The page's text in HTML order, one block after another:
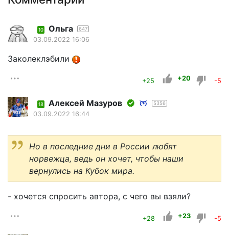
10 Ольга 647
03.09.2022 16:06
Заколеклэбили
+25 +20 -5
18 Алексей Мазуров 5356
03.09.2022 16:44
Но в последние дни в России любят
норвежца, ведь он хочет, чтобы наши
вернулись на Кубок мира.
- хочется спросить автора, с чего вы взяли?
+28 +23 -5